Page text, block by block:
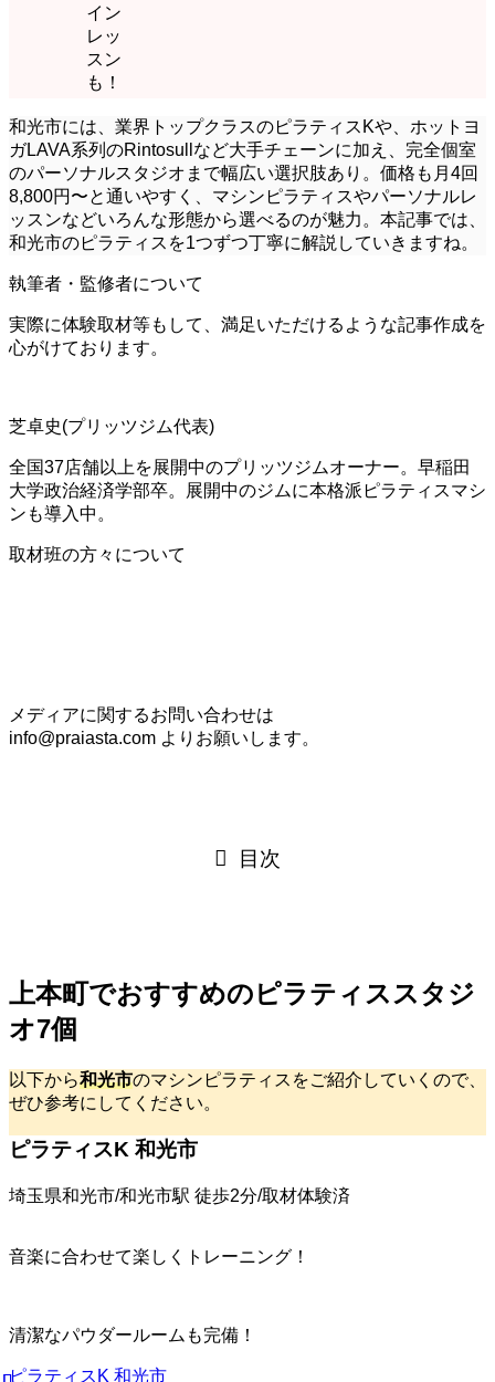
イン
レッ
スン
も！
和光市には、業界トップクラスのピラティスKや、ホットヨ
ガLAVA系列のRintosullなど大手チェーンに加え、完全個室
のパーソナルスタジオまで幅広い選択肢あり。価格も月4回
8,800円〜と通いやすく、マシンピラティスやパーソナルレ
ッスンなどいろんな形態から選べるのが魅力。本記事では、
和光市のピラティスを1つずつ丁寧に解説していきますね。
執筆者・監修者について
実際に体験取材等もして、満足いただけるような記事作成を
心がけております。
芝卓史(プリッツジム代表)
全国37店舗以上を展開中のプリッツジムオーナー。早稲田
大学政治経済学部卒。展開中のジムに本格派ピラティスマシ
ンも導入中。
取材班の方々について
メディアに関するお問い合わせは
info@praiasta.com よりお願いします。
目次
上本町でおすすめのピラティススタジ
オ7個
以下から和光市のマシンピラティスをご紹介していくので、
ぜひ参考にしてください。
ピラティスK 和光市
埼玉県和光市/和光市駅 徒歩2分/取材体験済
音楽に合わせて楽しくトレーニング！
清潔なパウダールームも完備！
ピラティスK 和光市